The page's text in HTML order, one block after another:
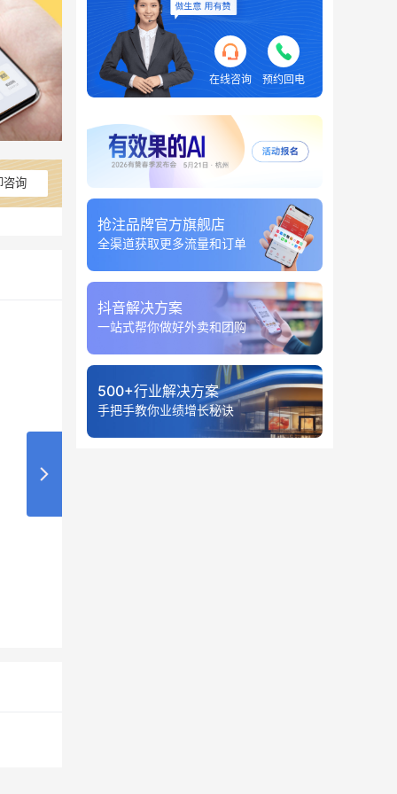
咨询
在线咨询 预约回电
抢注品牌官方旗舰店
全渠道获取更多流量和订单
抖音解决方案
一站式帮你做好外卖和团购
500+行业解决方案
手把手教你业绩增长秘诀